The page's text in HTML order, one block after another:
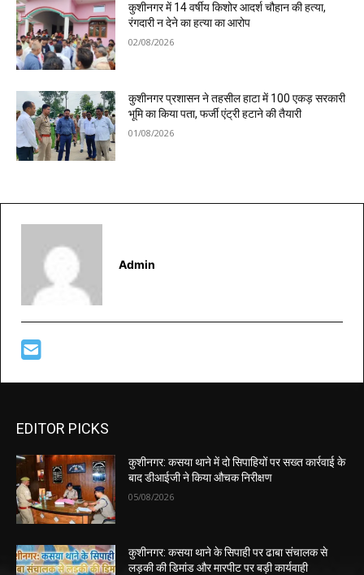
कुशीनगर में 14 वर्षीय किशोर आदर्श चौहान की हत्या,
रंगदारी न देने का हत्या का आरोप
02/08/2026
कुशीनगर प्रशासन ने तहसील हाटा में 100 एकड़ सरकारी
भूमि का किया पता, फर्जी एंट्री हटाने की तैयारी
01/08/2026
Admin
EDITOR PICKS
कुशीनगर: कसया थाने में दो सिपाहियों पर सख्त कार्रवाई के
बाद डीआईजी ने किया औचक निरीक्षण
05/08/2026
कुशीनगर: कसया थाने के सिपाही पर ढाबा संचालक से
लड़की की डिमांड और मारपीट पर बड़ी कार्यवाही